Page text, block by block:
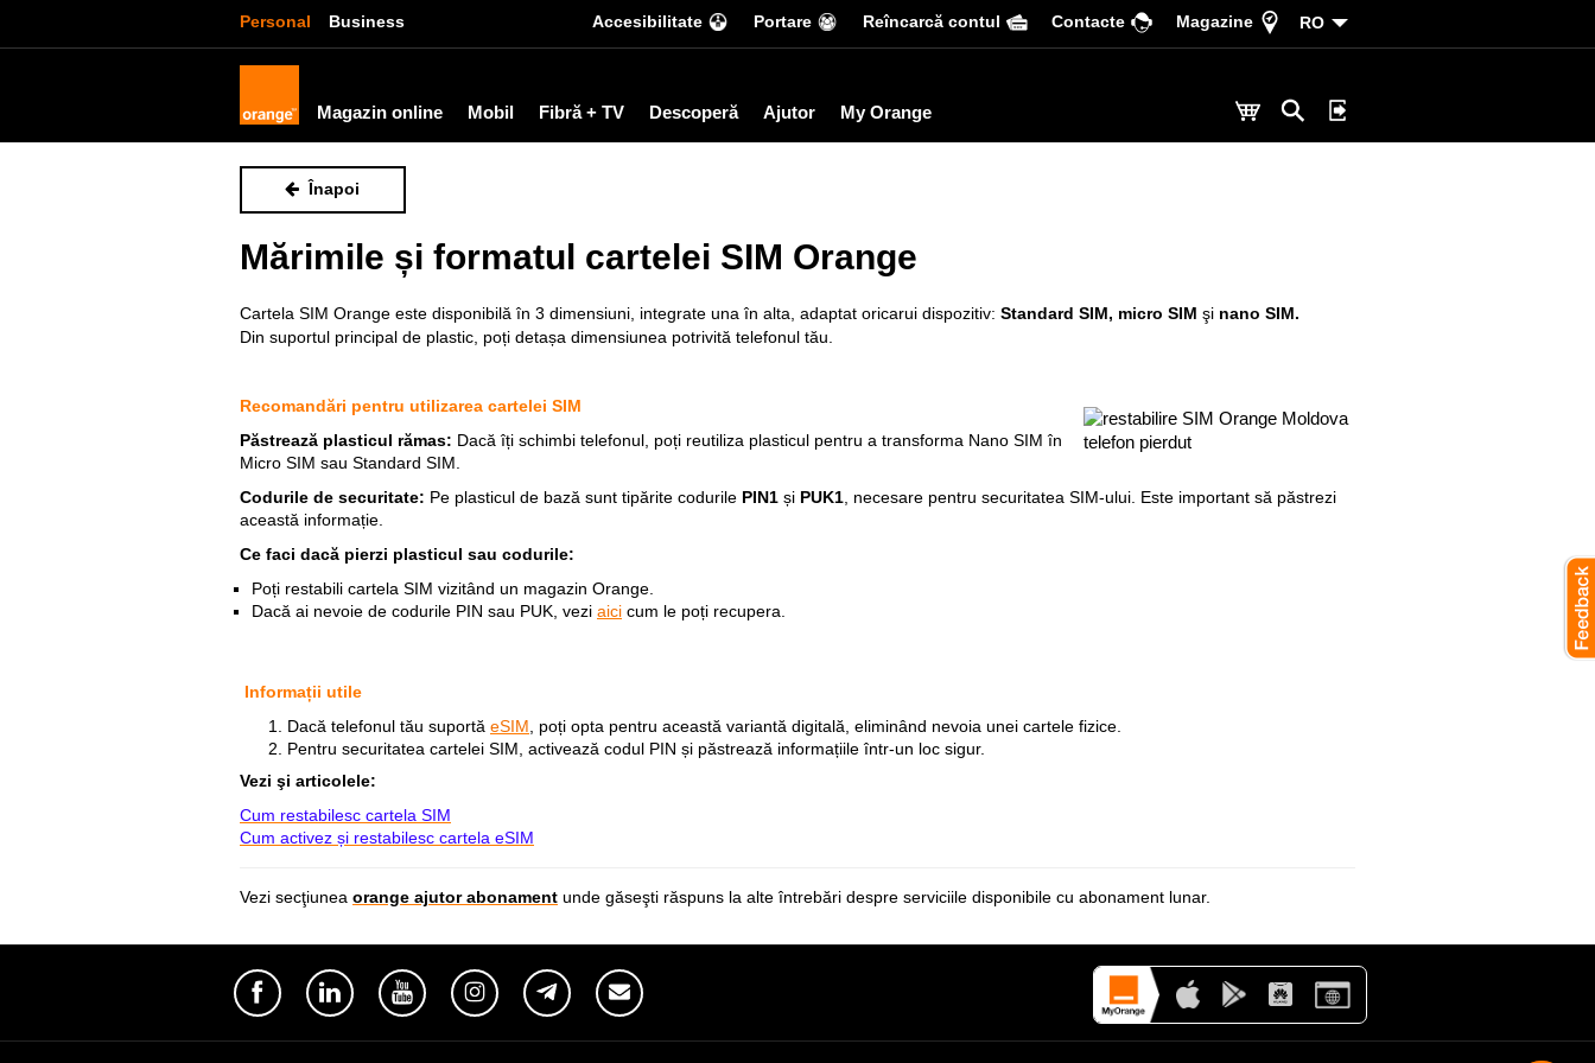
Personal Business Accesibilitate Portare Reîncarcă contul Сontacte Magazine RO
Magazin online Mobil Fibră + TV Descoperă Ajutor My Orange
Înapoi
Mărimile și formatul cartelei SIM Orange
Cartela SIM Orange este disponibilă în 3 dimensiuni, integrate una în alta, adaptat oricarui dispozitiv: Standard SIM, micro SIM şi nano SIM.
Din suportul principal de plastic, poți detașa dimensiunea potrivită telefonul tău.
Recomandări pentru utilizarea cartelei SIM
Păstrează plasticul rămas: Dacă îți schimbi telefonul, poți reutiliza plasticul pentru a transforma Nano SIM în
Micro SIM sau Standard SIM.
Codurile de securitate: Pe plasticul de bază sunt tipărite codurile PIN1 și PUK1 , necesare pentru securitatea SIM-ului. Este important să păstrezi
această informație.
Ce faci dacă pierzi plasticul sau codurile:
Poți restabili cartela SIM vizitând un magazin Orange.
Dacă ai nevoie de codurile PIN sau PUK, vezi aici cum le poți recupera.
Informații utile
Dacă telefonul tău suportă eSIM , poți opta pentru această variantă digitală, eliminând nevoia unei cartele fizice.
Pentru securitatea cartelei SIM, activează codul PIN și păstrează informațiile într-un loc sigur.
Vezi şi articolele:
Cum restabilesc cartela SIM
Cum activez și restabilesc cartela eSIM
Vezi secţiunea orange ajutor abonament unde găseşti răspuns la alte întrebări despre serviciile disponibile cu abonament lunar.